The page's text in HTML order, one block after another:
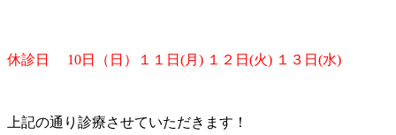
休診日 10日（日）１１日(月) １２日(火) １３日(水)
上記の通り診療させていただきます！